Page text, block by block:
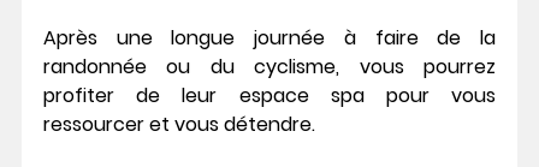
Après une longue journée à faire de la
randonnée ou du cyclisme, vous pourrez
profiter de leur espace spa pour vous
ressourcer et vous détendre.